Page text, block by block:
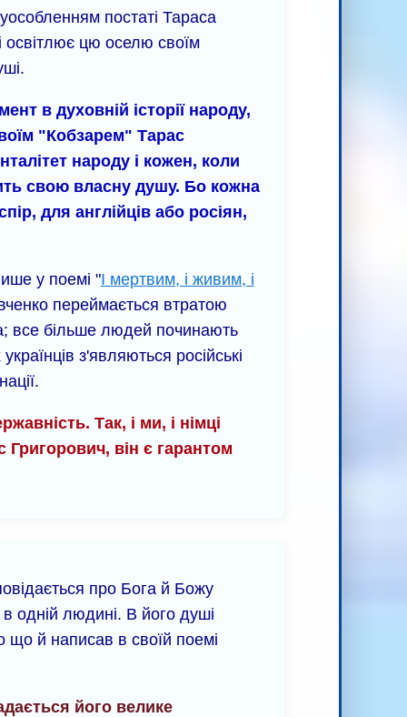
постаті Тараса
освітлює цю оселю своїм
в духовній історії народу,
"Кобзарем" Тарас
народу і кожен, коли
свою власну душу. Бо кожна
для англійців або росіян,
у поемі "І мертвим, і живим, і
переймається втратою
все більше людей починають
з'являються російські
Так, і ми, і німці
Григорович, він є гарантом
про Бога й Божу
одній людині. В його душі
що й написав в своїй поемі
його велике